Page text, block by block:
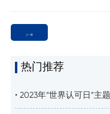
上一篇
热门推荐
• 2023年“世界认可日”主